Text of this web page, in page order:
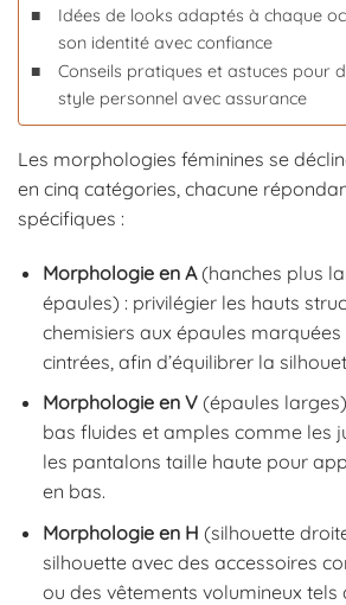
Idées de looks adaptés à chaque
son identité avec confiance
Conseils pratiques et astuces pour
style personnel avec assurance
Les morphologies féminines se
en cinq catégories, chacune
spécifiques :
Morphologie en A(hanches plus
épaules) : privilégier les hauts
chemisiers aux épaules marquées
cintrées, afin d’équilibrer la
Morphologie en V(épaules
bas fluides et amples comme les
les pantalons taille haute pour
en bas.
Morphologie en H (silhouette
silhouette avec des accessoires
ou des vêtements volumineux tels